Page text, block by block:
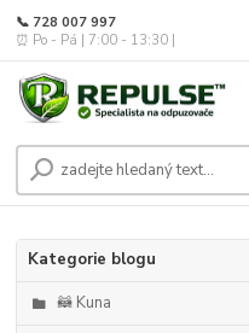
📞 728 007 997
⏰ Po - Pá | 7:00 - 13:30 |
Kategorie blogu
🦝 Kuna